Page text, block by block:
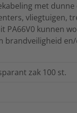
met
vliegtuigen,
PA66V0 kunnen
brandveiligheid
zak 100 st.